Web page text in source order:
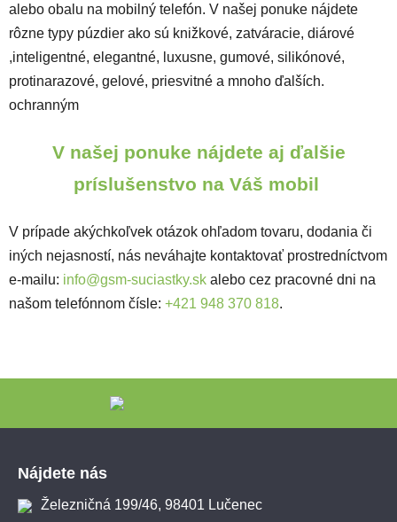
alebo obalu na mobilný telefón. V našej ponuke nájdete
rôzne typy púzdier ako sú knižkové, zatváracie, diárové
,inteligentné, elegantné, luxusne, gumové, silikónové,
protinarazové, gelové, priesvitné a mnoho ďalších.
ochranným
V našej ponuke nájdete aj ďalšie
príslušenstvo na Váš mobil
V prípade akýchkoľvek otázok ohľadom tovaru, dodania či
iných nejasností, nás neváhajte kontaktovať prostredníctvom
e-mailu: info@gsm-suciastky.sk alebo cez pracovné dni na
našom telefónnom čísle: +421 948 370 818.
Nájdete nás
Železničná 199/46, 98401 Lučenec